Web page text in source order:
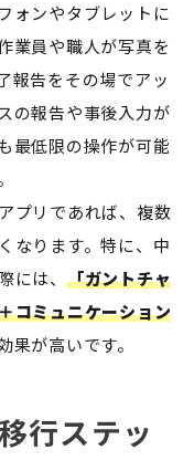
ォンやタブレットに
業員や職人が写真を
報告をその場でアッ
の報告や事後入力が
最低限の操作が可能
プリであれば、複数
なります。特に、中
には、 「ガントチャ
コミュニケーション
果が高いです。
行ステッ